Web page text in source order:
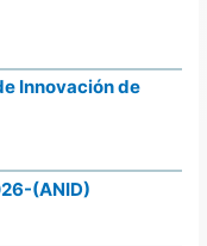
Innovación de
(ANID)